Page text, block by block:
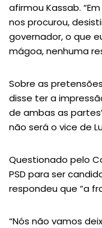
afirmou Kassab.
nos procurou,
governador, o que
mágoa, nenhuma
Sobre as
disse ter a
de ambas as
não será o vice de
Questionado pelo
PSD para ser
respondeu que “a
“Nós não vamos